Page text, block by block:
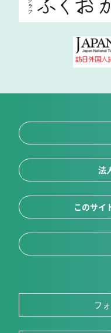
法
このサイ
フ